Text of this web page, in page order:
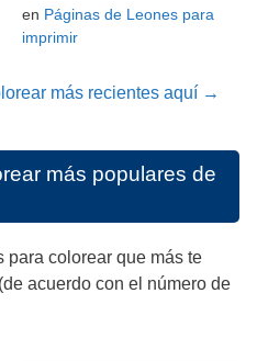
en Páginas de Leones para
imprimir
más recientes aquí →
más populares de
para colorear que más te
acuerdo con el número de